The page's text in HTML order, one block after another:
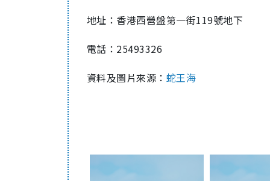
地址：香港西營盤第一街119號地下
電話：25493326
資料及圖片來源： 蛇王海